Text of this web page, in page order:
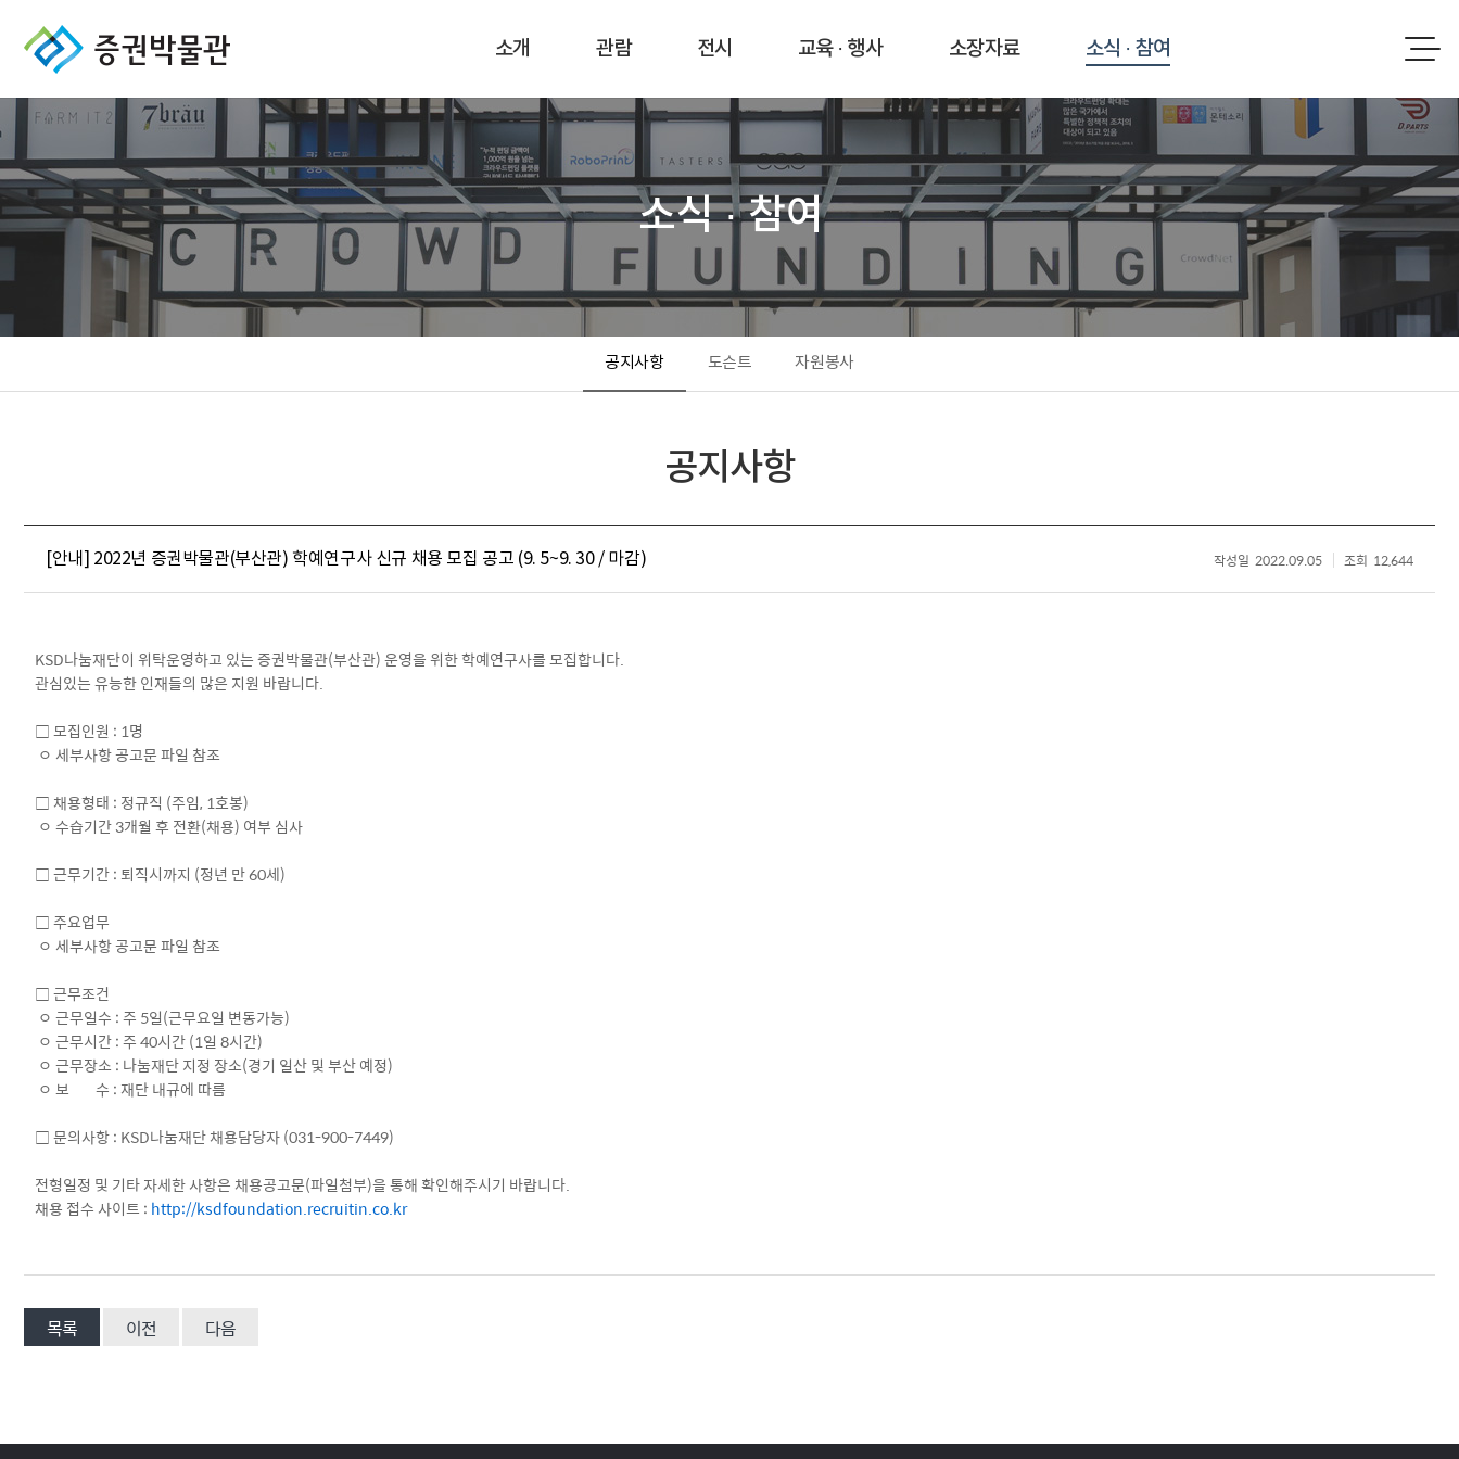
소개 관람 전시 교육 · 행사 소장자료 소식 · 참여
소식 · 참여
공지사항 도슨트 자원봉사
공지사항
[안내] 2022년 증권박물관(부산관) 학예연구사 신규 채용 모집 공고 (9. 5~9. 30 / 마감) 작성일 2022.09.05 조회 12,644
KSD나눔재단이 위탁운영하고 있는 증권박물관(부산관) 운영을 위한 학예연구사를 모집합니다.
관심있는 유능한 인재들의 많은 지원 바랍니다.
□ 모집인원 : 1명
ㅇ 세부사항 공고문 파일 참조
□ 채용형태 : 정규직 (주임, 1호봉)
ㅇ 수습기간 3개월 후 전환(채용) 여부 심사
□ 근무기간 : 퇴직시까지 (정년 만 60세)
□ 주요업무
ㅇ 세부사항 공고문 파일 참조
□ 근무조건
ㅇ 근무일수 : 주 5일(근무요일 변동가능)
ㅇ 근무시간 : 주 40시간 (1일 8시간)
ㅇ 근무장소 : 나눔재단 지정 장소(경기 일산 및 부산 예정)
ㅇ 보 수 : 재단 내규에 따름
□ 문의사항 : KSD나눔재단 채용담당자 (031-900-7449)
전형일정 및 기타 자세한 사항은 채용공고문(파일첨부)을 통해 확인해주시기 바랍니다.
채용 접수 사이트 : http://ksdfoundation.recruitin.co.kr
목록 이전 다음